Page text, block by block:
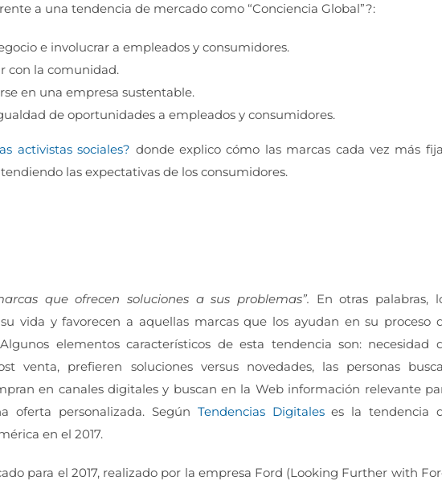
a una tendencia de mercado como “Conciencia Global”?:
e involucrar a empleados y consumidores.
con la comunidad.
en una empresa sustentable.
de oportunidades a empleados y consumidores.
activistas sociales? donde explico cómo las marcas cada vez más
las expectativas de los consumidores.
que ofrecen soluciones a sus problemas”. En otras palabras,
vida y favorecen a aquellas marcas que los ayudan en su proceso
elementos característicos de esta tendencia son: necesidad
venta, prefieren soluciones versus novedades, las personas
en canales digitales y buscan en la Web información relevante
oferta personalizada. Según Tendencias Digitaleses la tendencia
en el 2017.
para el 2017, realizado por la empresa Ford (Looking Further with